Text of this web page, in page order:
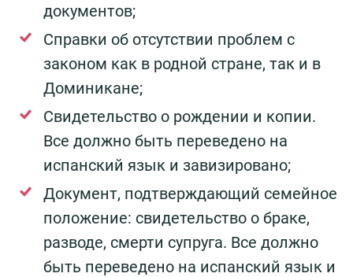
документов;
Cправки об отсутствии проблем с
законом как в родной стране, так и в
Доминикане;
Cвидетельство о рождении и копии.
Все должно быть переведено на
испанский язык и завизировано;
Документ, подтверждающий семейное
положение: свидетельство о браке,
разводе, смерти супруга. Все должно
быть переведено на испанский язык и